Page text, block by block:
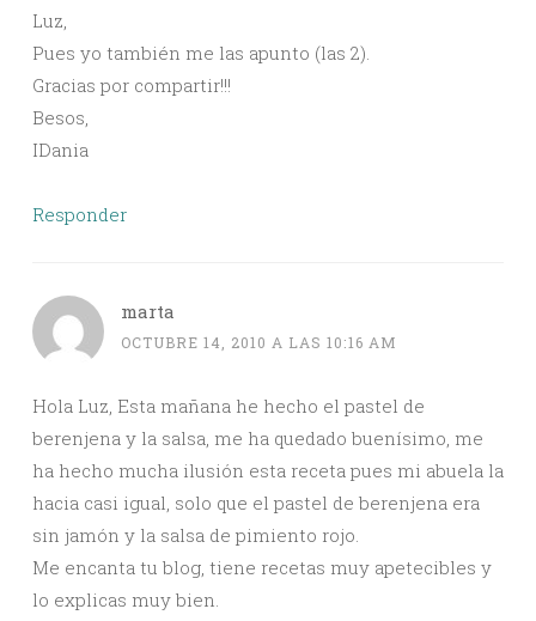
Luz,
Pues yo también me las apunto (las 2).
Gracias por compartir!!!
Besos,
IDania
Responder
marta
OCTUBRE 14, 2010 A LAS 10:16 AM
Hola Luz, Esta mañana he hecho el pastel de
berenjena y la salsa, me ha quedado buenísimo, me
ha hecho mucha ilusión esta receta pues mi abuela la
hacia casi igual, solo que el pastel de berenjena era
sin jamón y la salsa de pimiento rojo.
Me encanta tu blog, tiene recetas muy apetecibles y
lo explicas muy bien.